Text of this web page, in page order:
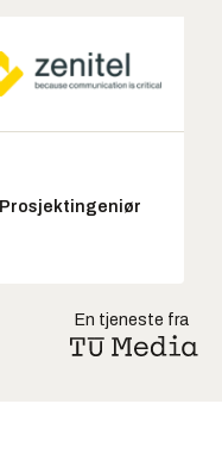
Prosjektingeniør
En tjeneste fra